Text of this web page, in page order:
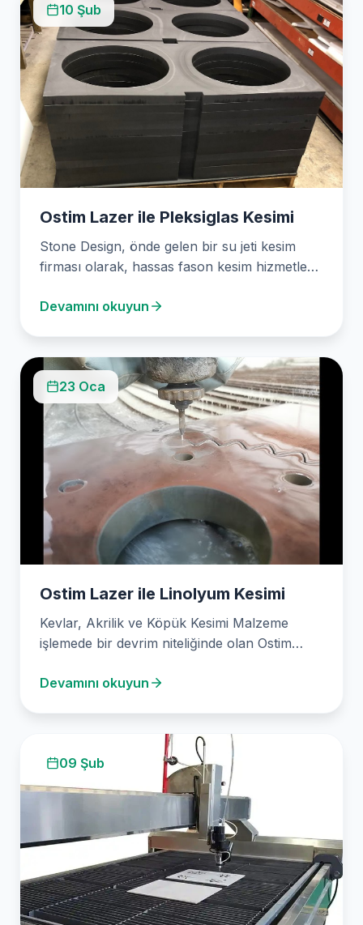
10 Şub
Ostim Lazer ile Pleksiglas Kesimi
Stone Design, önde gelen bir su jeti kesim
firması olarak, hassas fason kesim hizmetleri
Devamını okuyun
23 Oca
Ostim Lazer ile Linolyum Kesimi
Kevlar, Akrilik ve Köpük Kesimi Malzeme
işlemede bir devrim niteliğinde olan Ostim
Devamını okuyun
09 Şub